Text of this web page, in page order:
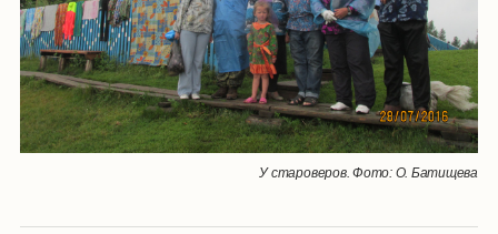
У староверов. Фото: О. Батищева